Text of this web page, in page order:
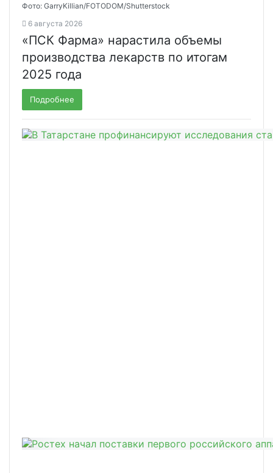
Фото: GarryKillian/FOTODOM/Shutterstock
6 августа 2026
«ПСК Фарма» нарастила объемы
производства лекарств по итогам
2025 года
Подробнее